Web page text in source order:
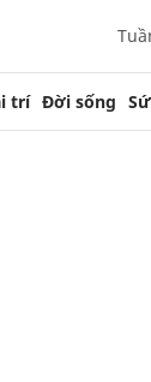
trí Đời sống